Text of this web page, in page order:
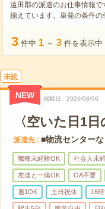
遠田郡の派遣のお仕事情報で
揃えています。単発の条件の
3 件中 1 ～ 3 件を表示中
未読
NEW 掲載日 2026/08/06
〈空いた日1
派遣先 ■物流センター
職種未経験OK 社会人未
友達と一緒OK OA不要
週1OK 土日祝休 16